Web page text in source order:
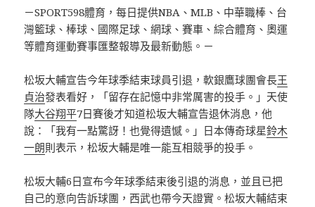
－SPORT598體育，每日提供NBA、MLB、中華職棒、台
灣籃球、棒球、國際足球、網球、賽車、綜合體育、奧運
等體育運動賽事匯整報導及最新動態。－
松坂大輔宣告今年球季結束球員引退，軟銀鷹球團會長王
貞治發表看好，「留存在記憶中非常厲害的投手。」天使
隊大谷翔平7日賽後才知道松坂大輔宣告退休消息，他
說：「我有一點驚訝！也覺得遺憾。」日本傳奇球星鈴木
一朗則表示，松坂大輔是唯一能互相競爭的投手。
松坂大輔6日宣布今年球季結束後引退的消息，並且已把
自己的意向告訴球團，西武也帶今天證實。松坂大輔結束